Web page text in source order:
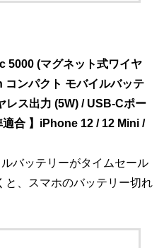
(マグネット式ワイヤ
コンパクト モバイルバッテ
レス出力 (5W) / USB-Cポー
適合 】iPhone 12 / 12 Mini /
バッテリーがタイムセール
と、スマホのバッテリー切れ